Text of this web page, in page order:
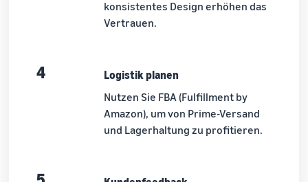
konsistentes Design erhöhen das
Vertrauen.
4
Logistik planen
Nutzen Sie FBA (Fulfillment by
Amazon), um von Prime-Versand
und Lagerhaltung zu profitieren.